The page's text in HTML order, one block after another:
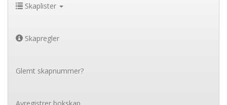
Skaplister
Skapregler
Glemt skapnummer?
Avregistrer bokskap